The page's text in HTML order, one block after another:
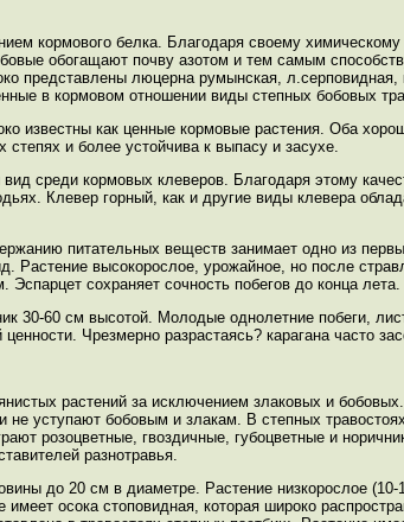
кормового белка. Благодаря своему
обогащают почву азотом и тем самым
представлены люцерна румынская,
в кормовом отношении виды степных бобовых
известны как ценные кормовые растения. Оба
и более устойчива к выпасу и засухе.
среди кормовых клеверов. Благодаря этому
Клевер горный, как и другие виды клевера
питательных веществ занимает одно из
Растение высокорослое, урожайное, но после
сохраняет сочность побегов до конца
30-60 см высотой. Молодые однолетние побеги,
Чрезмерно разрастаясь? карагана часто
растений за исключением злаковых и
не уступают бобовым и злакам. В степных
розоцветные, гвоздичные, губоцветные и
разнотравья.
до 20 см в диаметре. Растение низкорослое
осока стоповидная, которая широко